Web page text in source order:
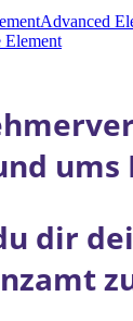
Advanced
Element
ums
dir